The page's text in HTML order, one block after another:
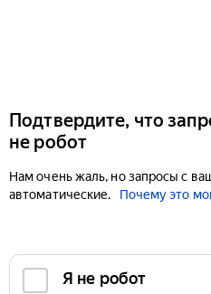
Подтвердите, что
не робот
Нам очень жаль, но запросы с
автоматические.
Почему это